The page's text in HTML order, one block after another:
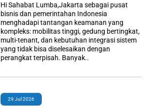
Hi Sahabat Lumba,Jakarta sebagai pusat
bisnis dan pemerintahan Indonesia
menghadapi tantangan keamanan yang
kompleks: mobilitas tinggi, gedung bertingkat,
multi-tenant, dan kebutuhan integrasi sistem
yang tidak bisa diselesaikan dengan
perangkat terpisah. Banyak..
29 Jul 2026